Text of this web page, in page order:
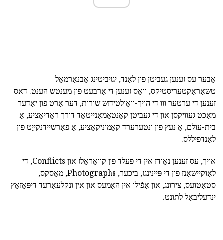
אָבער עס זענען געביטן פון לאַנד, יגזיביטינג אַבנאָרמאַל
טשאַראַקטעריסטיקס, וואָס זענען די אַרבעט פון מענטש הענט. דאס
זענען די ערטער ווו די הויך-וואָולטידזש שורות, דער אָרט פון יאָדער
מאַכט געוויקסן און די געביטן קאַנטאַמאַנייטאַד דורך ראַדיאַציע, אַ
בית-עולם, אַ נעץ פון ונטערערד קאָמוניקאַציע, אַ פאַרשיידנקייַט פון
לאַנדפיללס.
אויך, עס זענען נאָודז אין די פעלד פון קוואָראַלז און Conflicts, די
לאָוקיישאַנז פון די פּיינינגז, ביכער, Photographs, מאַסקס,
סטאַטועס, צירונג, און אַפֿילו אין האָמעס און אין ונקלעאַרעד דיפּאַזאַץ
ינדעליבאַל לתונט.